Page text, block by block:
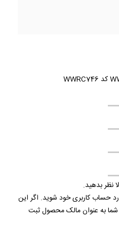
نظر بدهید.
حساب کاربری خود شوید. اگر این
شما به عنوان مالک محصول ثبت